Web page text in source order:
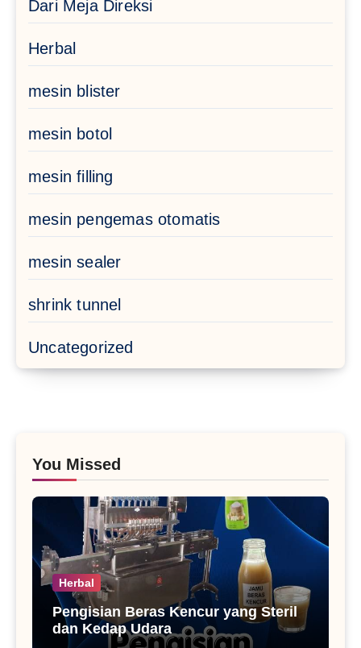
Dari Meja Direksi
Herbal
mesin blister
mesin botol
mesin filling
mesin pengemas otomatis
mesin sealer
shrink tunnel
Uncategorized
You Missed
Herbal
Pengisian Beras Kencur yang Steril
dan Kedap Udara